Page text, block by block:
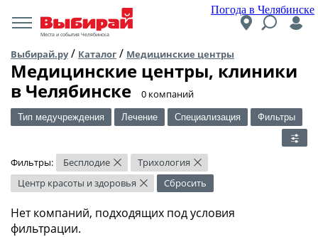
Погода в Челябинске
Места и события Челябинска
Выбирай.ру/ Каталог / Медицинские центры
Медицинские центры, клиники
в Челябинске
​0 компаний
Тип медучреждения Лечение Специализация Фильтры
Фильтры: Бесплодие × Трихология ×
Центр красоты и здоровья × Сбросить
Нет компаний, подходящих под условия
фильтрации.